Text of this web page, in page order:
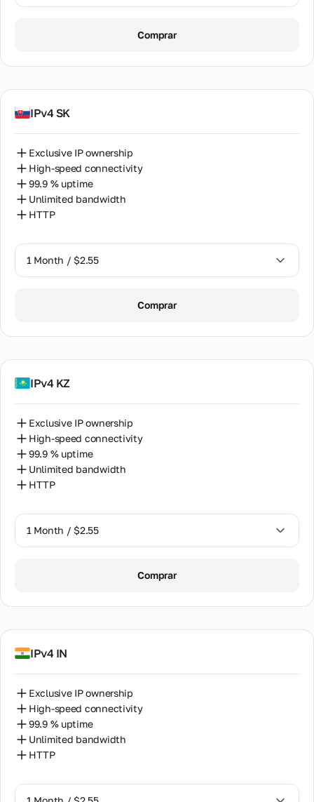
Comprar
IPv4 SK
Exclusive IP ownership
High-speed connectivity
99.9 % uptime
Unlimited bandwidth
HTTP
1 Month / $2.55
Comprar
IPv4 KZ
Exclusive IP ownership
High-speed connectivity
99.9 % uptime
Unlimited bandwidth
HTTP
1 Month / $2.55
Comprar
IPv4 IN
Exclusive IP ownership
High-speed connectivity
99.9 % uptime
Unlimited bandwidth
HTTP